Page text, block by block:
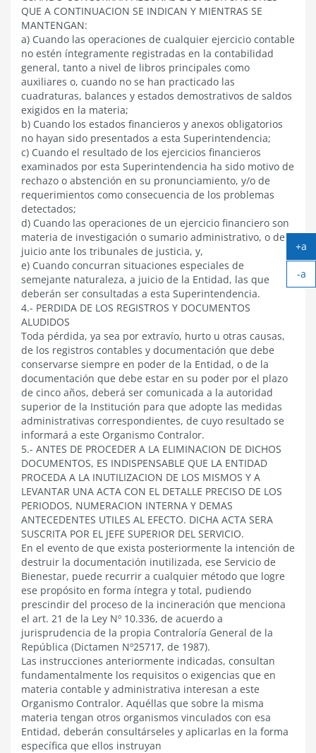
QUE A CONTINUACION SE INDICAN Y MIENTRAS SE
MANTENGAN:
a) Cuando las operaciones de cualquier ejercicio contable
no estén íntegramente registradas en la contabilidad
general, tanto a nivel de libros principales como
auxiliares o, cuando no se han practicado las
cuadraturas, balances y estados demostrativos de saldos
exigidos en la materia;
b) Cuando los estados financieros y anexos obligatorios
no hayan sido presentados a esta Superintendencia;
c) Cuando el resultado de los ejercicios financieros
examinados por esta Superintendencia ha sido motivo de
rechazo o abstención en su pronunciamiento, y/o de
requerimientos como consecuencia de los problemas
detectados;
d) Cuando las operaciones de un ejercicio financiero son
materia de investigación o sumario administrativo, o de
juicio ante los tribunales de justicia, y,
e) Cuando concurran situaciones especiales de
semejante naturaleza, a juicio de la Entidad, las que
deberán ser consultadas a esta Superintendencia.
4.- PERDIDA DE LOS REGISTROS Y DOCUMENTOS
ALUDIDOS
Toda pérdida, ya sea por extravío, hurto u otras causas,
de los registros contables y documentación que debe
conservarse siempre en poder de la Entidad, o de la
documentación que debe estar en su poder por el plazo
de cinco años, deberá ser comunicada a la autoridad
superior de la Institución para que adopte las medidas
administrativas correspondientes, de cuyo resultado se
informará a este Organismo Contralor.
5.- ANTES DE PROCEDER A LA ELIMINACION DE DICHOS
DOCUMENTOS, ES INDISPENSABLE QUE LA ENTIDAD
PROCEDA A LA INUTILIZACION DE LOS MISMOS Y A
LEVANTAR UNA ACTA CON EL DETALLE PRECISO DE LOS
PERIODOS, NUMERACION INTERNA Y DEMAS
ANTECEDENTES UTILES AL EFECTO. DICHA ACTA SERA
SUSCRITA POR EL JEFE SUPERIOR DEL SERVICIO.
En el evento de que exista posteriormente la intención de
destruir la documentación inutilizada, ese Servicio de
Bienestar, puede recurrir a cualquier método que logre
ese propósito en forma íntegra y total, pudiendo
prescindir del proceso de la incineración que menciona
el art. 21 de la Ley Nº 10.336, de acuerdo a
jurisprudencia de la propia Contraloría General de la
República (Dictamen Nº25717, de 1987).
Las instrucciones anteriormente indicadas, consultan
fundamentalmente los requisitos o exigencias que en
materia contable y administrativa interesan a este
Organismo Contralor. Aquéllas que sobre la misma
materia tengan otros organismos vinculados con esa
Entidad, deberán consultárseles y aplicarlas en la forma
específica que ellos instruyan
+a
-a